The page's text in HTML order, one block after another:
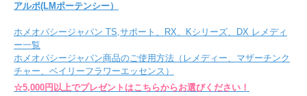
アルポ(LMポーテンシー）
ホメオパシージャパン TS,サポート、RX、Kシリーズ、DX レメディ
ー一覧
ホメオパシージャパン商品のご使用方法（レメディー、マザーチンク
チャー、ベイリーフラワーエッセンス）
☆5,000円以上でプレゼントはこちらからお選びください！